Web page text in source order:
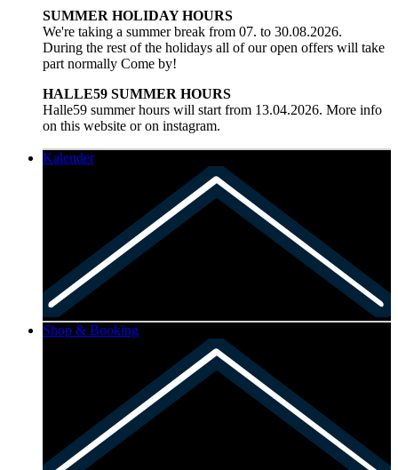
SUMMER HOLIDAY HOURS
We're taking a summer break from 07. to 30.08.2026.
During the rest of the holidays all of our open offers will take
part normally Come by!
HALLE59 SUMMER HOURS
Halle59 summer hours will start from 13.04.2026. More info
on this website or on instagram.
Kalender
Shop & Booking